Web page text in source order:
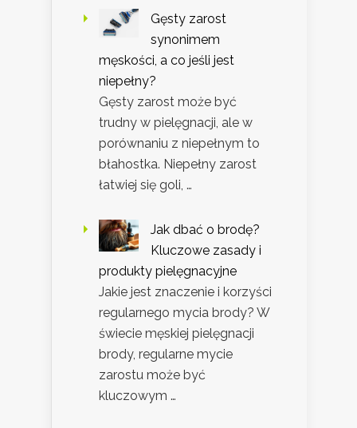
Gęsty zarost
synonimem
męskości, a co jeśli jest
niepełny?
Gęsty zarost może być
trudny w pielęgnacji, ale w
porównaniu z niepełnym to
błahostka. Niepełny zarost
łatwiej się goli, …
Jak dbać o brodę?
Kluczowe zasady i
produkty pielęgnacyjne
Jakie jest znaczenie i korzyści
regularnego mycia brody? W
świecie męskiej pielęgnacji
brody, regularne mycie
zarostu może być
kluczowym …